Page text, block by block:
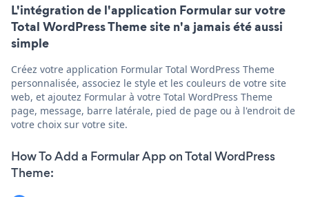
L'intégration de l'application Formular sur votre
Total WordPress Theme site n'a jamais été aussi
simple
Créez votre application Formular Total WordPress Theme
personnalisée, associez le style et les couleurs de votre site
web, et ajoutez Formular à votre Total WordPress Theme
page, message, barre latérale, pied de page ou à l'endroit de
votre choix sur votre site.
How To Add a Formular App on Total WordPress
Theme: